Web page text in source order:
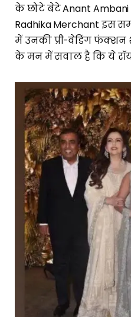
के छोटे बेटे Anant
Radhika Merchant इस
में उनकी प्री-वेडिंग फंक्शन
के मन में सवाल है कि ये